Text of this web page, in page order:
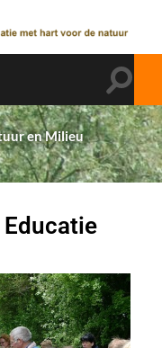
en Milieu